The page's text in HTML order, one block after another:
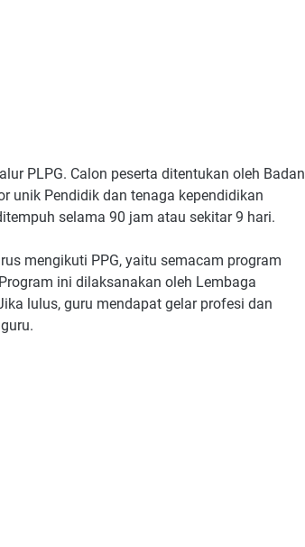
PLPG. Calon peserta ditentukan oleh Badan
unik Pendidik dan tenaga kependidikan
selama 90 jam atau sekitar 9 hari.
mengikuti PPG, yaitu semacam program
ini dilaksanakan oleh Lembaga
lulus, guru mendapat gelar profesi dan